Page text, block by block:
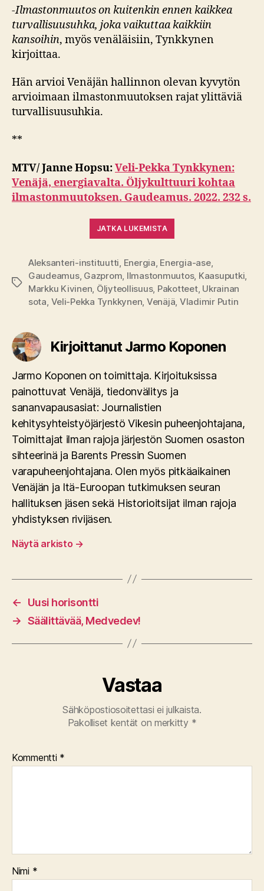
-Ilmastonmuutos on kuitenkin ennen kaikkea
turvallisuusuhka, joka vaikuttaa kaikkiin
kansoihin, myös venäläisiin, Tynkkynen
kirjoittaa.
Hän arvioi Venäjän hallinnon olevan kyvytön
arvioimaan ilmastonmuutoksen rajat ylittäviä
turvallisuusuhkia.
**
MTV/ Janne Hopsu:Veli-Pekka Tynkkynen:
Venäjä, energiavalta. Öljykulttuuri kohtaa
ilmastonmuutoksen. Gaudeamus. 2022. 232 s.
JATKA LUKEMISTA
Avainsanat
Aleksanteri-instituutti Energia Energia-ase,
Gaudeamus, Gazprom Ilmastonmuutos, Kaasuputki
Markku Kivinen Öljyteollisuus, Pakotteet, Ukrainan
sota Veli-Pekka Tynkkynen Venäjä Vladimir Putin
Kirjoittanut Jarmo Koponen
Jarmo Koponen on toimittaja. Kirjoituksissa
painottuvat Venäjä, tiedonvälitys ja
sananvapausasiat: Journalistien
kehitysyhteistyöjärjestö Vikesin puheenjohtajana,
Toimittajat ilman rajoja järjestön Suomen osaston
sihteerinä ja Barents Pressin Suomen
varapuheenjohtajana. Olen myös pitkäaikainen
Venäjän ja Itä-Euroopan tutkimuksen seuran
hallituksen jäsen sekä Historioitsijat ilman rajoja
yhdistyksen rivijäsen.
Näytä arkisto →
←
Uusi horisontti
→ Säälittävää, Medvedev!
Vastaa
Sähköpostiosoitettasi ei julkaista.
Pakolliset kentät on merkitty *
Kommentti *
Nimi *